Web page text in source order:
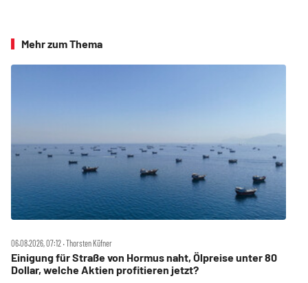
Mehr zum Thema
06.08.2026, 07:12 ‧ Thorsten Küfner
Einigung für Straße von Hormus naht, Ölpreise unter 80
Dollar, welche Aktien profitieren jetzt?